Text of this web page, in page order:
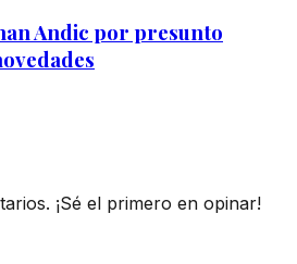
Andic por presunto
¡Sé el primero en opinar!